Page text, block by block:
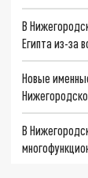
В
Египта из-за
Новые
В